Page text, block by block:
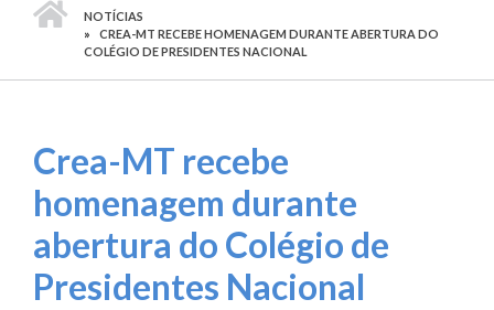
NOTÍCIAS
CREA-MT RECEBE HOMENAGEM DURANTE ABERTURA DO
COLÉGIO DE PRESIDENTES NACIONAL
Crea-MT recebe
homenagem durante
abertura do Colégio de
Presidentes Nacional